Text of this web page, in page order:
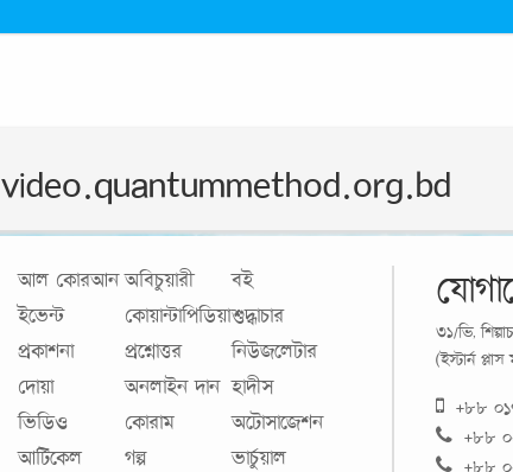
video.quantummethod.org.bd
আল কোরআন
ইভেন্ট
প্রকাশনা
দোয়া
ভিডিও
আর্টিকেল
অবিচুয়ারী
কোয়ান্টাপিডিয়া
প্রশ্নোত্তর
অনলাইন দান
কোরাম
গল্প
বই
শুদ্ধাচার
নিউজলেটার
হাদীস
অটোসাজেশন
ভার্চুয়াল
৩১/ভি,
(ইস্টার্ন
+৮৮
+৮৮
+৮৮